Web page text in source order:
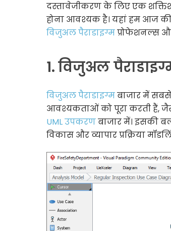
दस्तावेजीकरण के लिए एक
होना आवश्यक है। यहां हम आज
विजुअल पैराडाइग्मप्रोफेशनल्स
1. विजुअल
विजुअल पैराडाइग्मबाजार में
आवश्यकताओं को पूरा करती हैं, जैसे
UML उपकरणबाजार में। इसकी
विकास और व्यापार प्रक्रिया